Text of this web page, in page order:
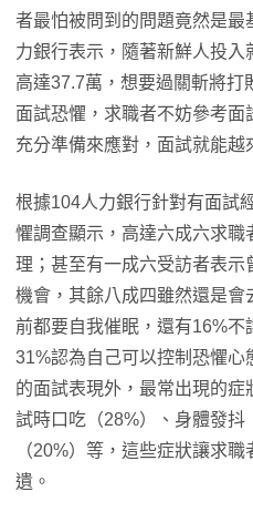
者最怕被問到的問題竟然是最
力銀行表示，隨著新鮮人投
高達37.7萬，想要過關斬將
面試恐懼，求職者不妨參考
充分準備來應對，面試就能越
根據104人力銀行針對有面試
懼調查顯示，高達六成六求
理；甚至有一成六受訪者表
機會，其餘八成四雖然還是會
前都要自我催眠，還有16%
31%認為自己可以控制恐懼
的面試表現外，最常出現的
試時口吃（28%）、身體發抖
（20%）等，這些症狀讓求
遺。